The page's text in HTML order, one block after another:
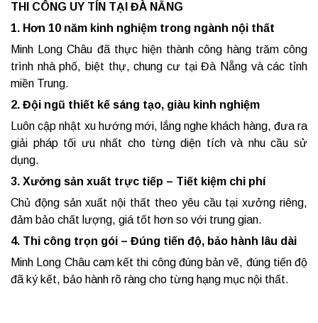
THI CÔNG UY TÍN TẠI ĐÀ NẴNG
1. Hơn 10 năm kinh nghiệm trong ngành nội thất
Minh Long Châu đã thực hiện thành công hàng trăm công
trình nhà phố, biệt thự, chung cư tại Đà Nẵng và các tỉnh
miền Trung.
2. Đội ngũ thiết kế sáng tạo, giàu kinh nghiệm
Luôn cập nhật xu hướng mới, lắng nghe khách hàng, đưa ra
giải pháp tối ưu nhất cho từng diện tích và nhu cầu sử
dụng.
3. Xưởng sản xuất trực tiếp – Tiết kiệm chi phí
Chủ động sản xuất nội thất theo yêu cầu tại xưởng riêng,
đảm bảo chất lượng, giá tốt hơn so với trung gian.
4. Thi công trọn gói – Đúng tiến độ, bảo hành lâu dài
Minh Long Châu cam kết thi công đúng bản vẽ, đúng tiến độ
đã ký kết, bảo hành rõ ràng cho từng hạng mục nội thất.